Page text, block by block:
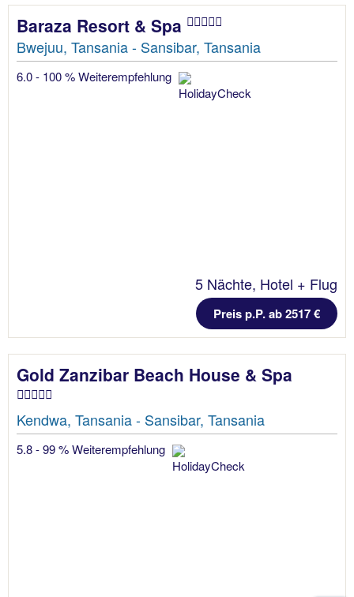
Baraza Resort & Spa
Bwejuu, Tansania - Sansibar, Tansania
6.0 - 100 % Weiterempfehlung
5 Nächte, Hotel + Flug
Preis p.P. ab 2517 €
Gold Zanzibar Beach House & Spa
Kendwa, Tansania - Sansibar, Tansania
5.8 - 99 % Weiterempfehlung